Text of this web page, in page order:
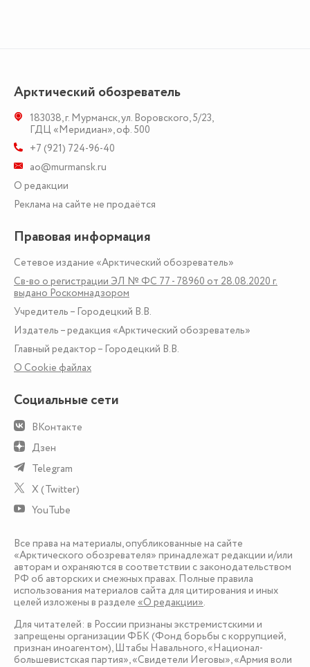
Арктический обозреватель
183038,г. Мурманск,ул. Воровского, 5/23,
ГДЦ «Меридиан», оф. 500
+7 (921) 724-96-40
ao@murmansk.ru
О редакции
Реклама на сайте не продаётся
Правовая информация
Сетевое издание «Арктический обозреватель»
Св-во о регистрации ЭЛ № ФС 77 - 78960 от 28.08.2020 г.
выдано Роскомнадзором
Учредитель – Городецкий В.В.
Издатель – редакция «Арктический обозреватель»
Главный редактор – Городецкий В.В.
О Сookie файлах
Социальные сети
ВКонтакте
Дзен
Telegram
X (Twitter)
YouTube
Все права на материалы, опубликованные на сайте
«Арктического обозревателя» принадлежат редакции и/или
авторам и охраняются в соответствии с законодательством
РФ об авторских и смежных правах. Полные правила
использования материалов сайта для цитирования и иных
целей изложены в разделе«О редакции».
Для читателей: в России признаны экстремистскими и
запрещены организации ФБК (Фонд борьбы с коррупцией,
признан иноагентом), Штабы Навального, «Национал-
большевистская партия», «Свидетели Иеговы», «Армия воли